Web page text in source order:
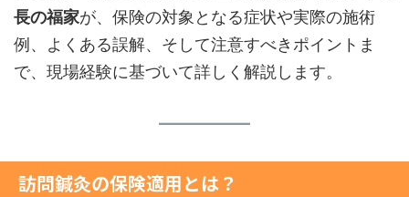
長の福家が、保険の対象となる症状や実際の施術
例、よくある誤解、そして注意すべきポイントま
で、現場経験に基づいて詳しく解説します。
訪問鍼灸の保険適用とは？